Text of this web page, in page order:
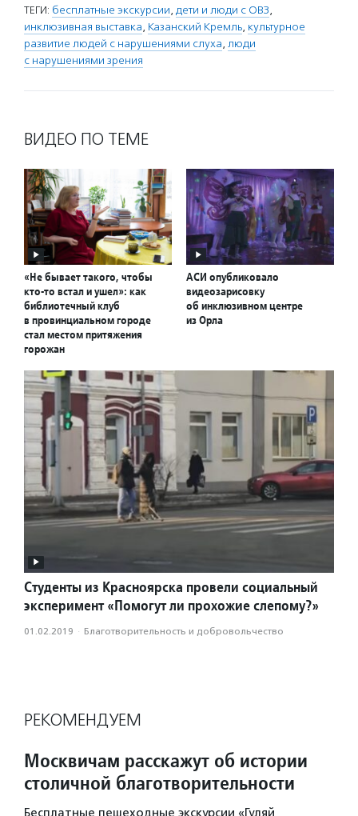
ТЕГИ: бесплатные экскурсии, дети и люди с ОВЗ,
инклюзивная выставка, Казанский Кремль, культурное
развитие людей с нарушениями слуха, люди
с нарушениями зрения
ВИДЕО ПО ТЕМЕ
«Не бывает такого, чтобы
кто-то встал и ушел»: как
библиотечный клуб
в провинциальном городе
стал местом притяжения
горожан
АСИ опубликовало
видеозарисовку
об инклюзивном центре
из Орла
Студенты из Красноярска провели социальный
эксперимент «Помогут ли прохожие слепому?»
01.02.2019 · Благотвори­тель­ность и доброволь­чест­во
РЕКОМЕНДУЕМ
Москвичам расскажут об истории
столичной благотворительности
Бесплатные пешеходные экскурсии «Гуляй